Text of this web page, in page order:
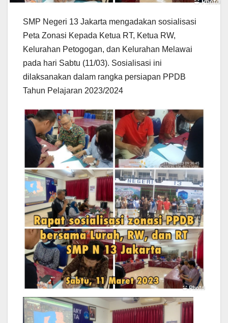
SMP Negeri 13 Jakarta mengadakan sosialisasi
Peta Zonasi Kepada Ketua RT, Ketua RW,
Kelurahan Petogogan, dan Kelurahan Melawai
pada hari Sabtu (11/03). Sosialisasi ini
dilaksanakan dalam rangka persiapan PPDB
Tahun Pelajaran 2023/2024